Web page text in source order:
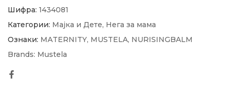
Шифра: 1434081
Категории: Мајка и Дете, Нега за мама
Ознаки: MATERNITY, MUSTELA, NURISINGBALM
Brands: Mustela